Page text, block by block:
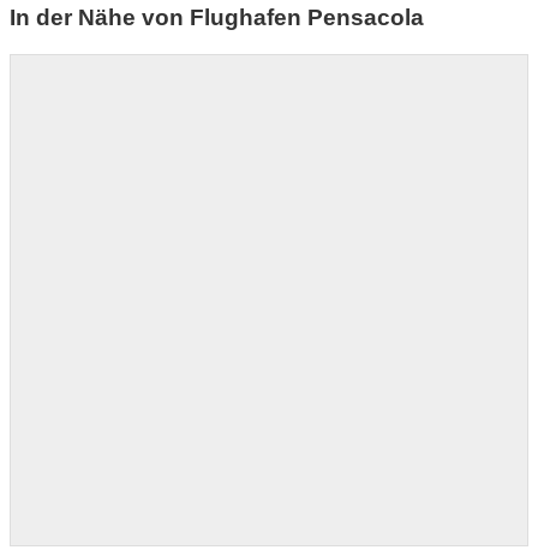
In der Nähe von Flughafen Pensacola